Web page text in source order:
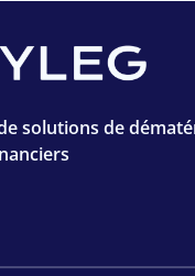
solutions de